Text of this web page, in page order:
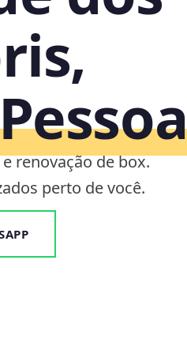
renovação de box.
perto de você.